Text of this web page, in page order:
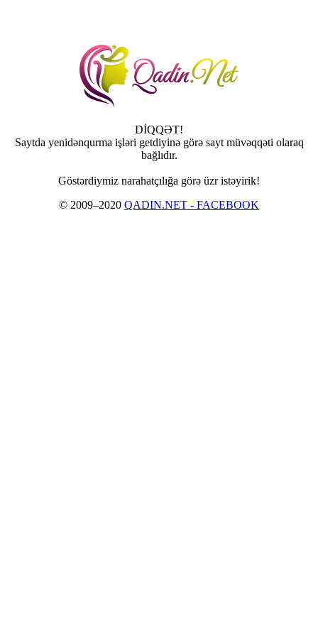
DİQQƏT!
Saytda yenidənqurma işləri getdiyinə görə sayt müvəqqəti olaraq
bağlıdır.
Göstərdiymiz narahatçılığa görə üzr istəyirik!
© 2009–2020 QADIN.NET - FACEBOOK